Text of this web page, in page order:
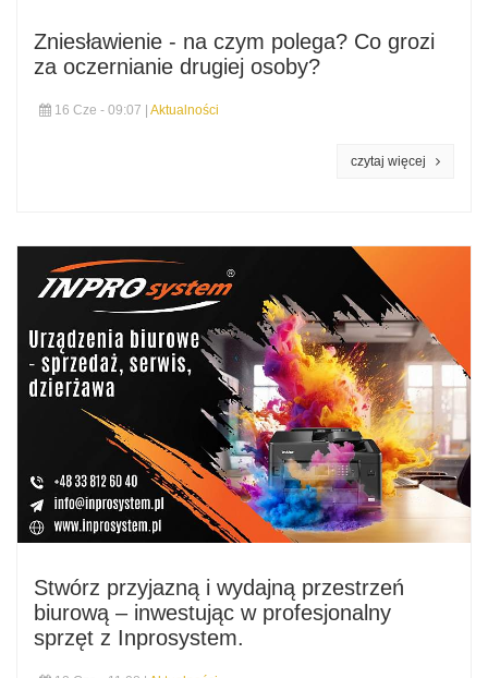
Zniesławienie - na czym polega? Co grozi
za oczernianie drugiej osoby?
16 Cze - 09:07 | Aktualności
Stwórz przyjazną i wydajną przestrzeń
biurową – inwestując w profesjonalny
sprzęt z Inprosystem.